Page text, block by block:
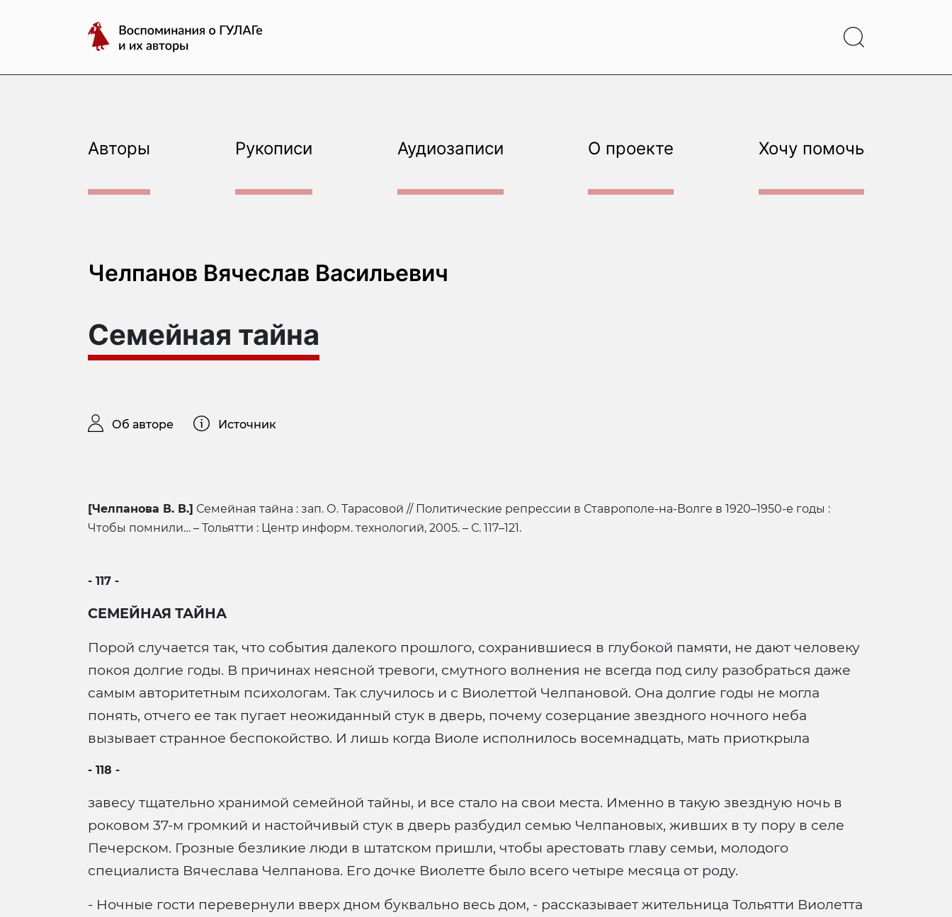
Воспоминания
о
и
Авторы Рукописи Аудиозаписи О проекте Хочу помочь
Челпанов Вячеслав Васильевич
Семейная тайна
Об авторе Источник
[Челпанова В. В.] Семейная тайна : зап. О. Тарасовой // Политические репрессии в Ставрополе-на-Волге в 1920–1950-е годы :
Чтобы помнили… – Тольятти : Центр информ. технологий, 2005. – С. 117–121.
- 117 -
СЕМЕЙНАЯ ТАЙНА
Порой случается так, что события далекого прошлого, сохранившиеся в глубокой памяти, не дают человеку
покоя долгие годы. В причинах неясной тревоги, смутного волнения не всегда под силу разобраться даже
самым авторитетным психологам. Так случилось и с Виолеттой Челпановой. Она долгие годы не могла
понять, отчего ее так пугает неожиданный стук в дверь, почему созерцание звездного ночного неба
вызывает странное беспокойство. И лишь когда Виоле исполнилось восемнадцать, мать приоткрыла
- 118 -
завесу тщательно хранимой семейной тайны, и все стало на свои места. Именно в такую звездную ночь в
роковом 37-м громкий и настойчивый стук в дверь разбудил семью Челпановых, живших в ту пору в селе
Печерском. Грозные безликие люди в штатском пришли, чтобы арестовать главу семьи, молодого
специалиста Вячеслава Челпанова. Его дочке Виолетте было всего четыре месяца от роду.
- Ночные гости перевернули вверх дном буквально весь дом, - рассказывает жительница Тольятти Виолетта